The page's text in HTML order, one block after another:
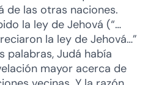
de las otras naciones.
la ley de Jehová (“…
la ley de Jehová…”
palabras, Judá había
mayor acerca de